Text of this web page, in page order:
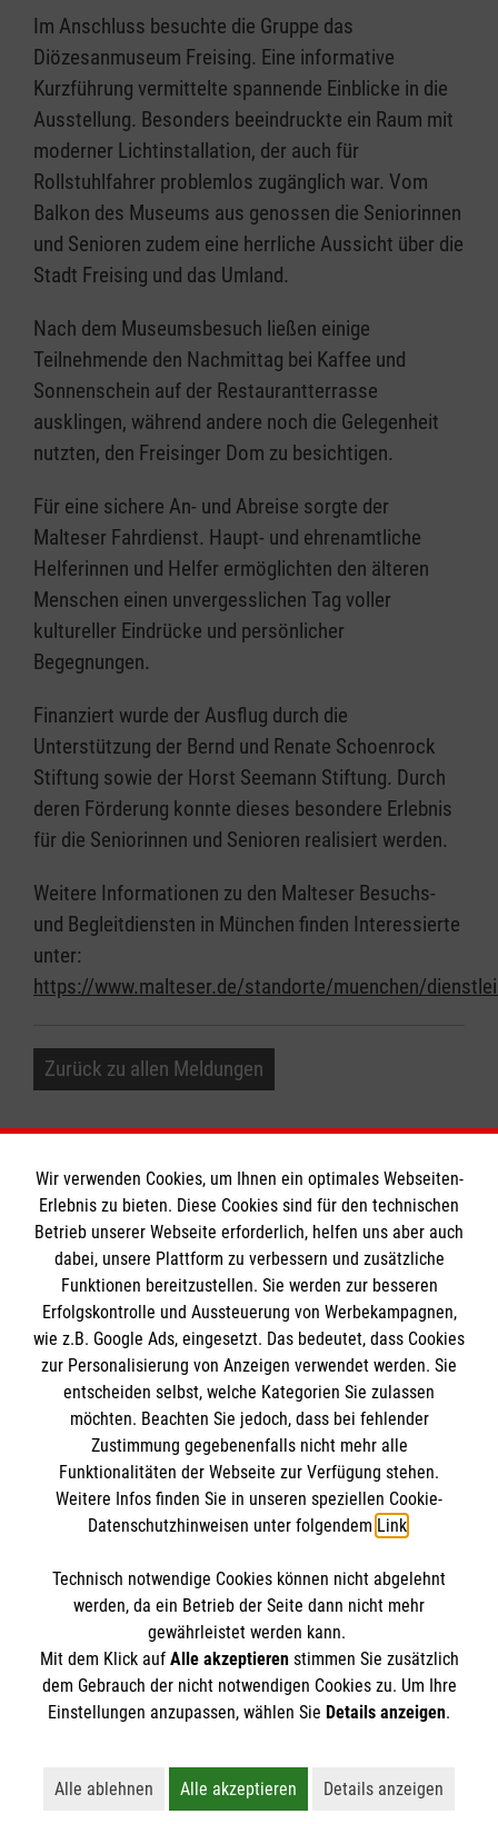
Im Anschluss besuchte die Gruppe das
Diözesanmuseum Freising. Eine informative
Kurzführung vermittelte spannende Einblicke in die
Ausstellung. Besonders beeindruckte ein Raum mit
moderner Lichtinstallation, der auch für
Rollstuhlfahrer problemlos zugänglich war. Vom
Balkon des Museums aus genossen die Seniorinnen
und Senioren zudem eine herrliche Aussicht über die
Stadt Freising und das Umland.
Nach dem Museumsbesuch ließen einige
Teilnehmende den Nachmittag bei Kaffee und
Sonnenschein auf der Restaurantterrasse
ausklingen, während andere noch die Gelegenheit
nutzten, den Freisinger Dom zu besichtigen.
Für eine sichere An- und Abreise sorgte der
Malteser Fahrdienst. Haupt- und ehrenamtliche
Helferinnen und Helfer ermöglichten den älteren
Menschen einen unvergesslichen Tag voller
kultureller Eindrücke und persönlicher
Begegnungen.
Finanziert wurde der Ausflug durch die
Unterstützung der Bernd und Renate Schoenrock
Stiftung sowie der Horst Seemann Stiftung. Durch
deren Förderung konnte dieses besondere Erlebnis
für die Seniorinnen und Senioren realisiert werden.
Weitere Informationen zu den Malteser Besuchs-
und Begleitdiensten in München finden Interessierte
unter:
https://www.malteser.de/standorte/muenchen/
Zurück zu allen Meldungen
Informationen
Impressum
Datenschutz
Kontakt
Barrierefreiheit
Die Malteser
Malteser in Deutschland
Malteserorden
Sharepoint
Spendenkonto
Bank: PAX Bank für Kirche und Caritas eG
IBAN: DE43370601201201213580
BIC: GENODED1PA7
So finden Sie uns
Untermarkt 17
82515 Wolfratshausen
Email:malteser.wolfratshausen@malteser.org
Der Malteser Hilfsdienst e.V. ist als eingetragene
Gewerbesteuer befreit.
Wir verwenden Cookies, um Ihnen ein optimales Webseiten-
Erlebnis zu bieten. Diese Cookies sind für den technischen
Betrieb unserer Webseite erforderlich, helfen uns aber auch
dabei, unsere Plattform zu verbessern und zusätzliche
Funktionen bereitzustellen. Sie werden zur besseren
Erfolgskontrolle und Aussteuerung von Werbekampagnen,
wie z.B. Google Ads, eingesetzt. Das bedeutet, dass Cookies
zur Personalisierung von Anzeigen verwendet werden. Sie
entscheiden selbst, welche Kategorien Sie zulassen
möchten. Beachten Sie jedoch, dass bei fehlender
Zustimmung gegebenenfalls nicht mehr alle
Funktionalitäten der Webseite zur Verfügung stehen.
Weitere Infos finden Sie in unseren speziellen Cookie-
Datenschutzhinweisen unter folgendem Link.
Technisch notwendige Cookies können nicht abgelehnt
werden, da ein Betrieb der Seite dann nicht mehr
gewährleistet werden kann.
Mit dem Klick auf Alle akzeptierenstimmen Sie zusätzlich
dem Gebrauch der nicht notwendigen Cookies zu. Um Ihre
Einstellungen anzupassen, wählen Sie Details anzeigen.
Alle ablehnen
Lehnt alle nicht-essentiellen Cookies ab
Alle akzeptieren
Akzeptiert alle Cookies
Details anzeigen